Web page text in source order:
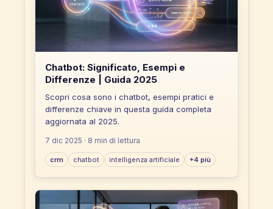
Chatbot: Significato, Esempi e
Differenze | Guida 2025
Scopri cosa sono i chatbot, esempi pratici e
differenze chiave in questa guida completa
aggiornata al 2025.
7 dic 2025 · 8 min di lettura
crm chatbot intelligenza artificiale +4 più